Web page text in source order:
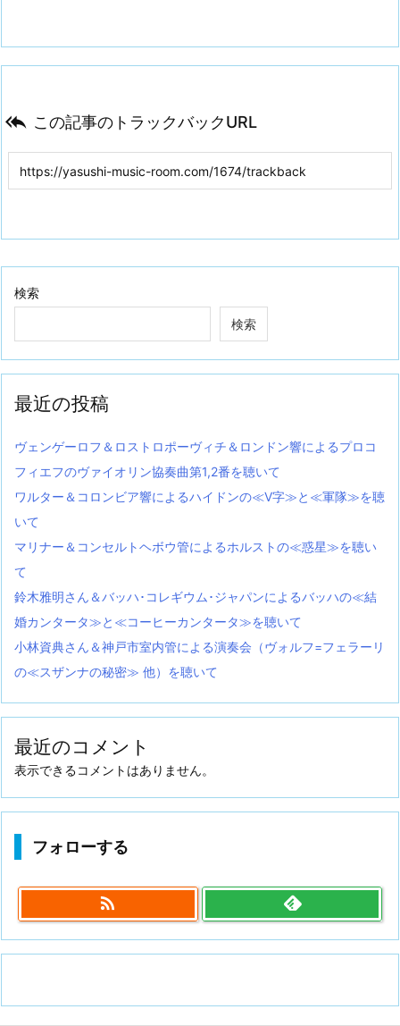
 この記事のトラックバックURL
検索
検索
最近の投稿
ヴェンゲーロフ＆ロストロポーヴィチ＆ロンドン響によるプロコ
フィエフのヴァイオリン協奏曲第1,2番を聴いて
ワルター＆コロンビア響によるハイドンの≪V字≫と≪軍隊≫を聴
いて
マリナー＆コンセルトヘボウ管によるホルストの≪惑星≫を聴い
て
鈴木雅明さん＆バッハ･コレギウム･ジャパンによるバッハの≪結
婚カンタータ≫と≪コーヒーカンタータ≫を聴いて
小林資典さん＆神戸市室内管による演奏会（ヴォルフ=フェラーリ
の≪スザンナの秘密≫ 他）を聴いて
最近のコメント
表示できるコメントはありません。
フォローする
